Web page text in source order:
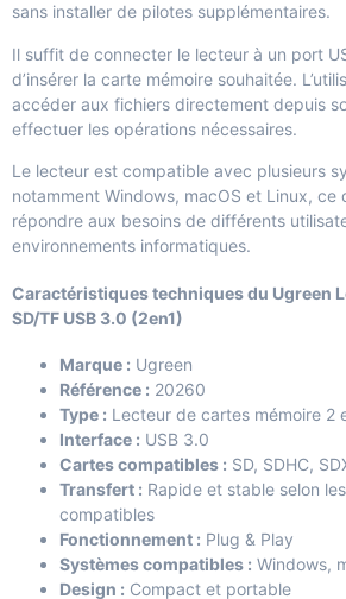
sans installer de pilotes supplémentaires.
Il suffit de connecter le lecteur à un port
d’insérer la carte mémoire souhaitée.
accéder aux fichiers directement depuis
effectuer les opérations nécessaires.
Le lecteur est compatible avec plusieurs
notamment Windows, macOS et Linux, ce
répondre aux besoins de différents
environnements informatiques.
Caractéristiques techniques du Ugreen
SD/TF USB 3.0 (2en1)
Marque : Ugreen
Référence : 20260
Type : Lecteur de cartes mémoire 2
Interface : USB 3.0
Cartes compatibles : SD, SDHC,
Transfert : Rapide et stable selon
compatibles
Fonctionnement : Plug & Play
Systèmes compatibles : Windows,
Design : Compact et portable